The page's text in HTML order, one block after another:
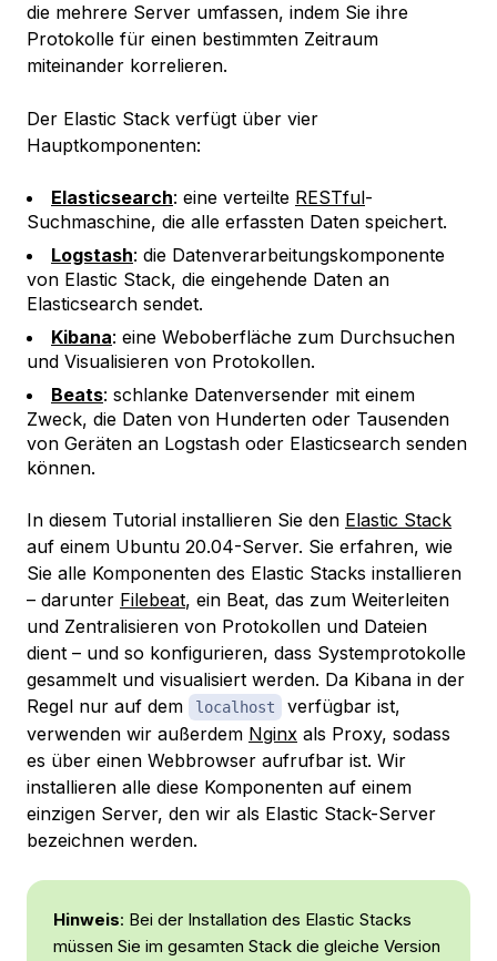
die mehrere Server umfassen, indem Sie ihre
Protokolle für einen bestimmten Zeitraum
miteinander korrelieren.
Der Elastic Stack verfügt über vier
Hauptkomponenten:
Elasticsearch: eine verteilte RESTful-
Suchmaschine, die alle erfassten Daten speichert.
Logstash: die Datenverarbeitungskomponente
von Elastic Stack, die eingehende Daten an
Elasticsearch sendet.
Kibana: eine Weboberfläche zum Durchsuchen
und Visualisieren von Protokollen.
Beats: schlanke Datenversender mit einem
Zweck, die Daten von Hunderten oder Tausenden
von Geräten an Logstash oder Elasticsearch senden
können.
In diesem Tutorial installieren Sie den Elastic Stack
auf einem Ubuntu 20.04-Server. Sie erfahren, wie
Sie alle Komponenten des Elastic Stacks installieren
– darunter Filebeat, ein Beat, das zum Weiterleiten
und Zentralisieren von Protokollen und Dateien
dient – und so konfigurieren, dass Systemprotokolle
gesammelt und visualisiert werden. Da Kibana in der
Regel nur auf dem
localhost
verfügbar ist,
verwenden wir außerdem Nginx als Proxy, sodass
es über einen Webbrowser aufrufbar ist. Wir
installieren alle diese Komponenten auf einem
einzigen Server, den wir als Elastic Stack-Server
bezeichnen werden.
Hinweis: Bei der Installation des Elastic Stacks
müssen Sie im gesamten Stack die gleiche Version